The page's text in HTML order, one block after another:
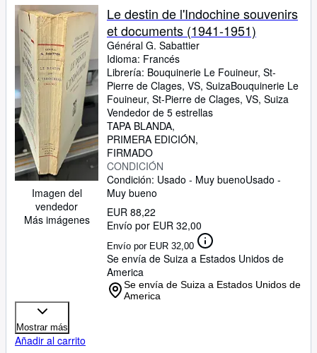
Colecciones
Libros antiguos
Arte y coleccionismo
Vendedores
Comenzar a vender
Ayuda
CERRAR
Imagen del
vendedor
Más imágenes
Le destin de l'Indochine souvenirs
et documents (1941-1951)
Général G. Sabattier
Idioma: Francés
Librería: Bouquinerie Le Fouineur, St-
Pierre de Clages, VS, SuizaBouquinerie Le
Fouineur, St-Pierre de Clages, VS, Suiza
Vendedor de 5 estrellas
TAPA BLANDA
PRIMERA EDICIÓN
FIRMADO
CONDICIÓN
Condición: Usado - Muy buenoUsado -
Muy bueno
EUR 88,22
Envío por EUR 32,00
Envío por EUR 32,00
Se envía de Suiza a Estados Unidos de
America
Se envía de Suiza a Estados Unidos de
America
Mostrar más
Añadir al carrito